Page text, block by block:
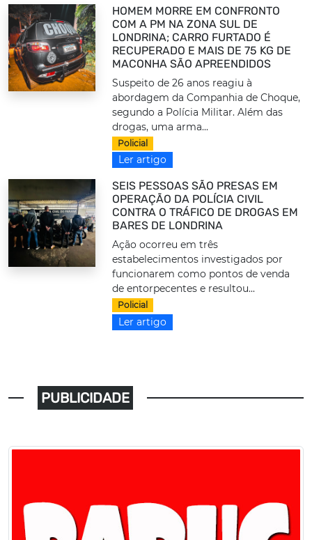
HOMEM MORRE EM CONFRONTO
COM A PM NA ZONA SUL DE
LONDRINA; CARRO FURTADO É
RECUPERADO E MAIS DE 75 KG DE
MACONHA SÃO APREENDIDOS
Suspeito de 26 anos reagiu à
abordagem da Companhia de Choque,
segundo a Polícia Militar. Além das
drogas, uma arma...
Policial
Ler artigo
SEIS PESSOAS SÃO PRESAS EM
OPERAÇÃO DA POLÍCIA CIVIL
CONTRA O TRÁFICO DE DROGAS EM
BARES DE LONDRINA
Ação ocorreu em três
estabelecimentos investigados por
funcionarem como pontos de venda
de entorpecentes e resultou...
Policial
Ler artigo
PUBLICIDADE